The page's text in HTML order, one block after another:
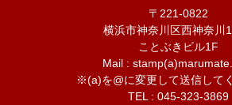
〒221-0822
横浜市神奈川区西神奈川
ことぶきビル1F
Mail :
※(a)を@に変更して送信して
TEL : 045-323-3869